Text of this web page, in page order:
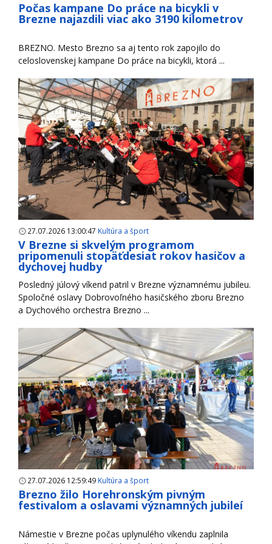
Počas kampane Do práce na bicykli v
Brezne najazdili viac ako 3190 kilometrov
BREZNO. Mesto Brezno sa aj tento rok zapojilo do
celoslovenskej kampane Do práce na bicykli, ktorá ...
27.07.2026 13:00:47 Kultúra a šport
V Brezne si skvelým programom
pripomenuli stopäťdesiat rokov hasičov a
dychovej hudby
Posledný júlový víkend patril v Brezne významnému jubileu.
Spoločné oslavy Dobrovoľného hasičského zboru Brezno
a Dychového orchestra Brezno ...
27.07.2026 12:59:49 Kultúra a šport
Brezno žilo Horehronským pivným
festivalom a oslavami významných jubileí
Námestie v Brezne počas uplynulého víkendu zaplnila